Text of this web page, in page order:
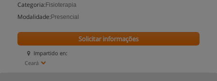
Categoria: Fisioterapia
Modalidade: Presencial
Impartido en:
Ceará
Solicitar informações